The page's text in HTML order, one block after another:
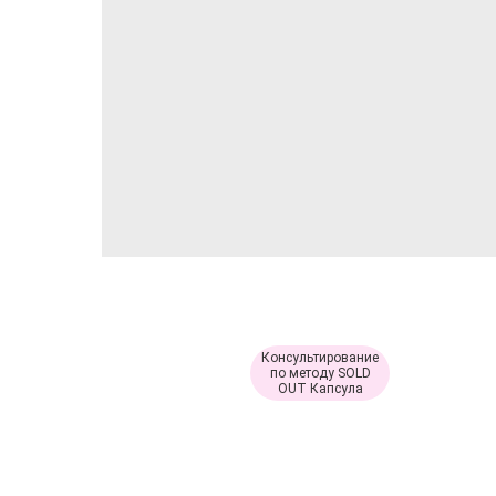
Консультирование
по методу SOLD
OUT Капсула